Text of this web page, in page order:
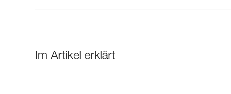
Im Artikel erklärt